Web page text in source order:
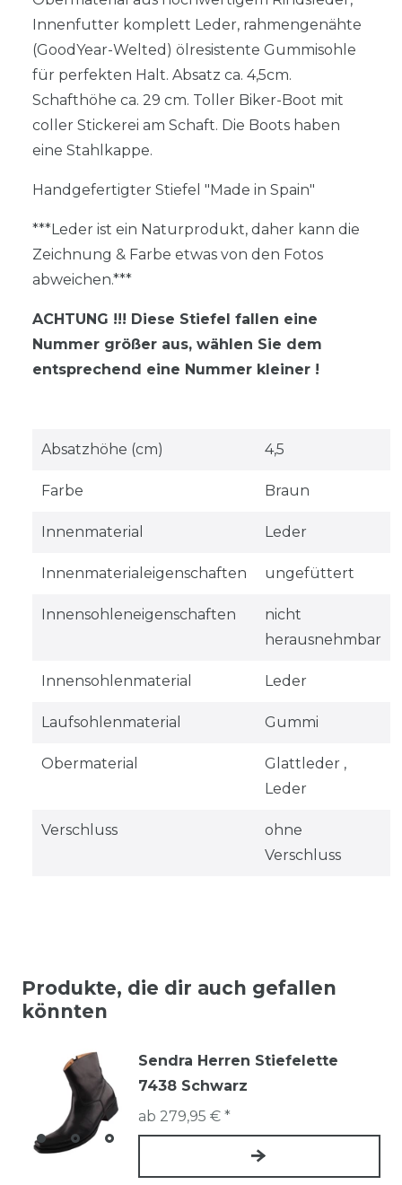
Innenfutter komplett Leder, rahmengenähte
(GoodYear-Welted) ölresistente Gummisohle
für perfekten Halt. Absatz ca. 4,5cm.
Schafthöhe ca. 29 cm. Toller Biker-Boot mit
coller Stickerei am Schaft. Die Boots haben
eine Stahlkappe.
Handgefertigter Stiefel "Made in Spain"
***Leder ist ein Naturprodukt, daher kann die
Zeichnung & Farbe etwas von den Fotos
abweichen.***
ACHTUNG !!! Diese Stiefel fallen eine
Nummer größer aus, wählen Sie dem
entsprechend eine Nummer kleiner !
Absatzhöhe (cm) 4,5
Farbe Braun
Innenmaterial Leder
Innenmaterialeigenschaften ungefüttert
Innensohleneigenschaften
nicht
herausnehmbar
Innensohlenmaterial Leder
Laufsohlenmaterial Gummi
Obermaterial
Glattleder ,
Leder
Verschluss
ohne
Verschluss
Produkte, die dir auch gefallen
könnten
Sendra Herren Stiefelette
7438 Schwarz
ab 279,95 € *